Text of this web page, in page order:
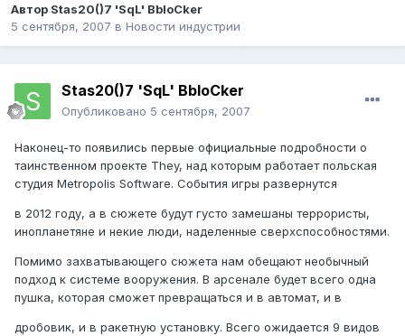
Автор Stas20()7 'SqL' BbloCker
5 сентября, 2007 в Новости индустрии
Stas20()7 'SqL' BbloCker
Опубликовано 5 сентября, 2007
Наконец-то появились первые официальные подробности о
таинственном проекте They, над которым работает польская
студия Metropolis Software. События игры развернутся
в 2012 году, а в сюжете будут густо замешаны террористы,
инопланетяне и некие люди, наделенные сверхспособностями.
Помимо захватывающего сюжета нам обещают необычный
подход к системе вооружения. В арсенале будет всего одна
пушка, которая сможет превращаться и в автомат, и в
дробовик, и в ракетную установку. Всего ожидается 9 видов